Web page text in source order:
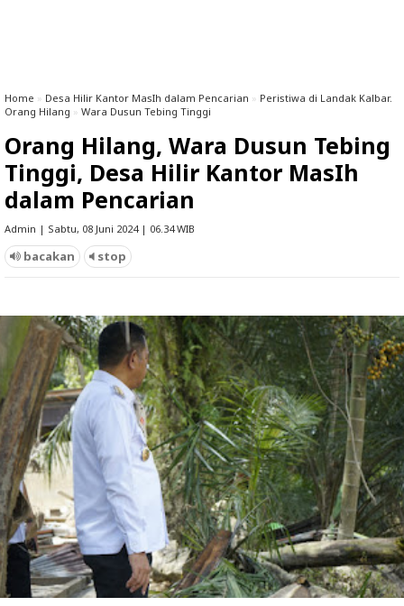
Home » Desa Hilir Kantor MasIh dalam Pencarian » Peristiwa di Landak Kalbar.
Orang Hilang » Wara Dusun Tebing Tinggi
Orang Hilang, Wara Dusun Tebing
Tinggi, Desa Hilir Kantor MasIh
dalam Pencarian
Admin | Sabtu, 08 Juni 2024 | 06.34 WIB
bacakan stop